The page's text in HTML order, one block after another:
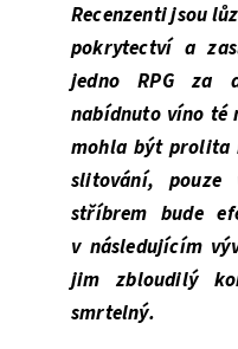
Recenzenti jsou
pokrytectví a
jedno RPG za
nabídnuto víno té
mohla být prolita
slitování, pouze
stříbrem bude
v následujícím
jim zbloudilý
smrtelný.